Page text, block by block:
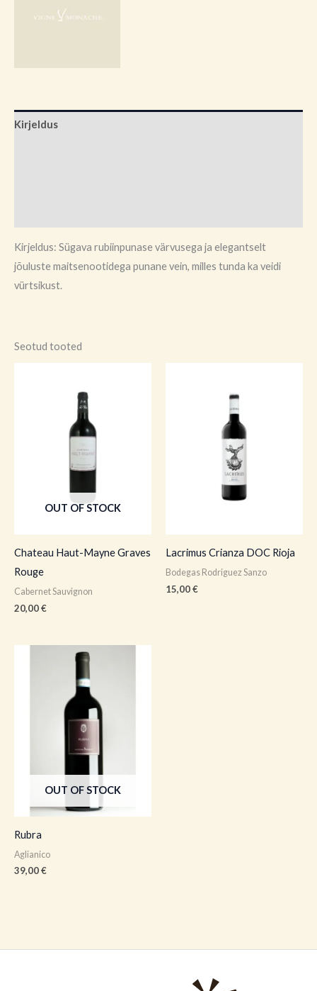
Kirjeldus
Kirjeldus: Sügava rubiinpunase värvusega ja elegantselt
jõuluste maitsenootidega punane vein, milles tunda ka veidi
vürtsikust.
Seotud tooted
OUT OF STOCK
Chateau Haut-Mayne Graves
Rouge
Cabernet Sauvignon
20,00€
Lacrimus Crianza DOC Rioja
Bodegas Rodriguez Sanzo
15,00€
OUT OF STOCK
Rubra
Aglianico
39,00€